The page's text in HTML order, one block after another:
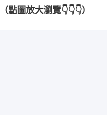
（點圖放大瀏覽👇👇👇）